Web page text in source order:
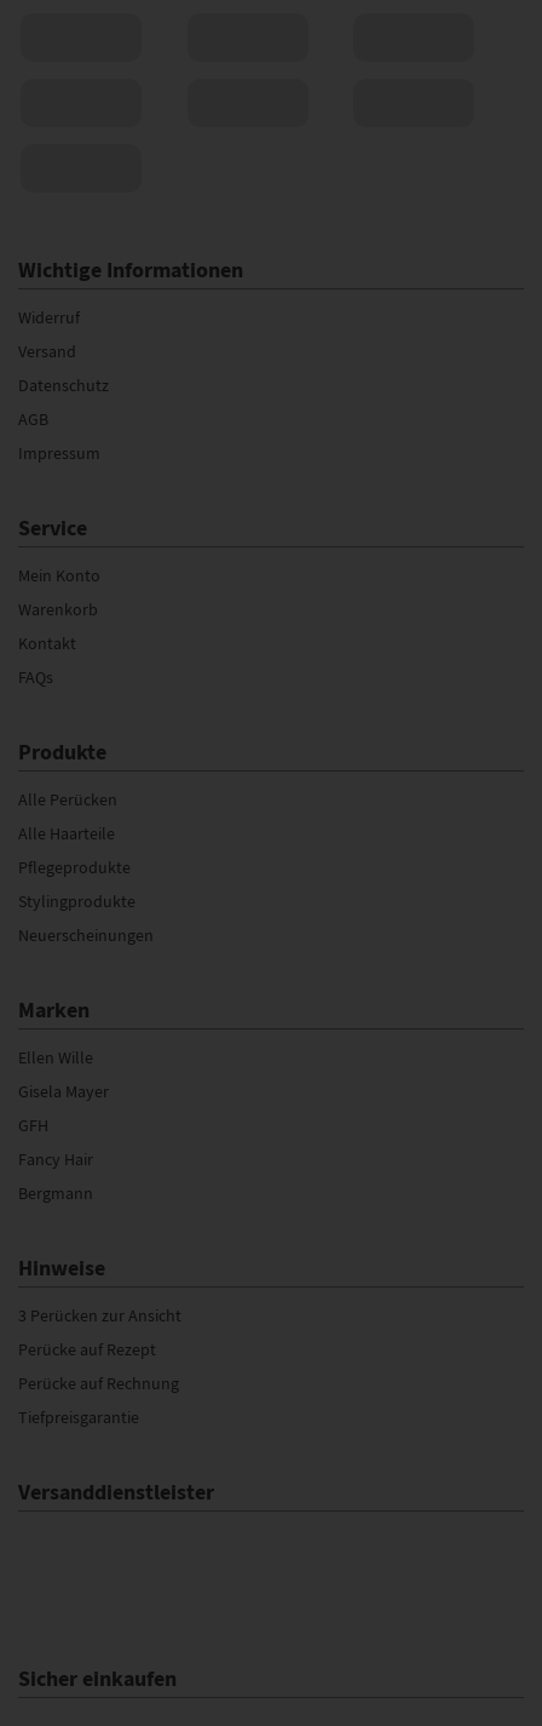
Wichtige Informationen
Widerruf
Versand
Datenschutz
AGB
Impressum
Service
Mein Konto
Warenkorb
Kontakt
FAQs
Produkte
Alle Perücken
Alle Haarteile
Pflegeprodukte
Stylingprodukte
Neuerscheinungen
Marken
Ellen Wille
Gisela Mayer
GFH
Fancy Hair
Bergmann
Hinweise
3 Perücken zur Ansicht
Perücke auf Rezept
Perücke auf Rechnung
Tiefpreisgarantie
Versanddienstleister
Sicher einkaufen